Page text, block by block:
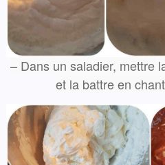
– Dans un saladier, mettre
et la battre en